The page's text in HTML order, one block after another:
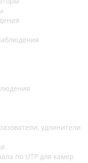
удлинители
по UTP для камер